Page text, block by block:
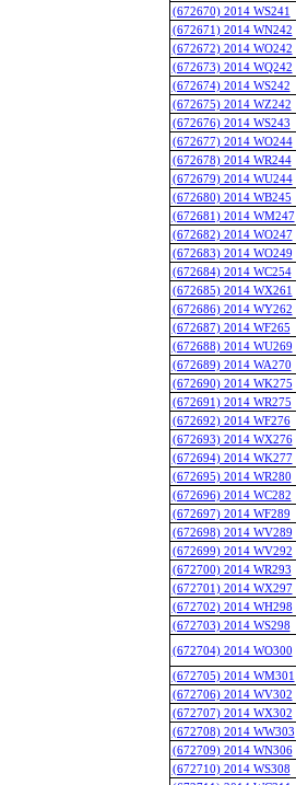
(672670) 2014 WS241
(672671) 2014 WN242
(672672) 2014 WO242
(672673) 2014 WQ242
(672674) 2014 WS242
(672675) 2014 WZ242
(672676) 2014 WS243
(672677) 2014 WO244
(672678) 2014 WR244
(672679) 2014 WU244
(672680) 2014 WB245
(672681) 2014 WM247
(672682) 2014 WO247
(672683) 2014 WO249
(672684) 2014 WC254
(672685) 2014 WX261
(672686) 2014 WY262
(672687) 2014 WF265
(672688) 2014 WU269
(672689) 2014 WA270
(672690) 2014 WK275
(672691) 2014 WR275
(672692) 2014 WF276
(672693) 2014 WX276
(672694) 2014 WK277
(672695) 2014 WR280
(672696) 2014 WC282
(672697) 2014 WF289
(672698) 2014 WV289
(672699) 2014 WV292
(672700) 2014 WR293
(672701) 2014 WX297
(672702) 2014 WH298
(672703) 2014 WS298
(672704) 2014 WO300
(672705) 2014 WM301
(672706) 2014 WV302
(672707) 2014 WX302
(672708) 2014 WW303
(672709) 2014 WN306
(672710) 2014 WS308